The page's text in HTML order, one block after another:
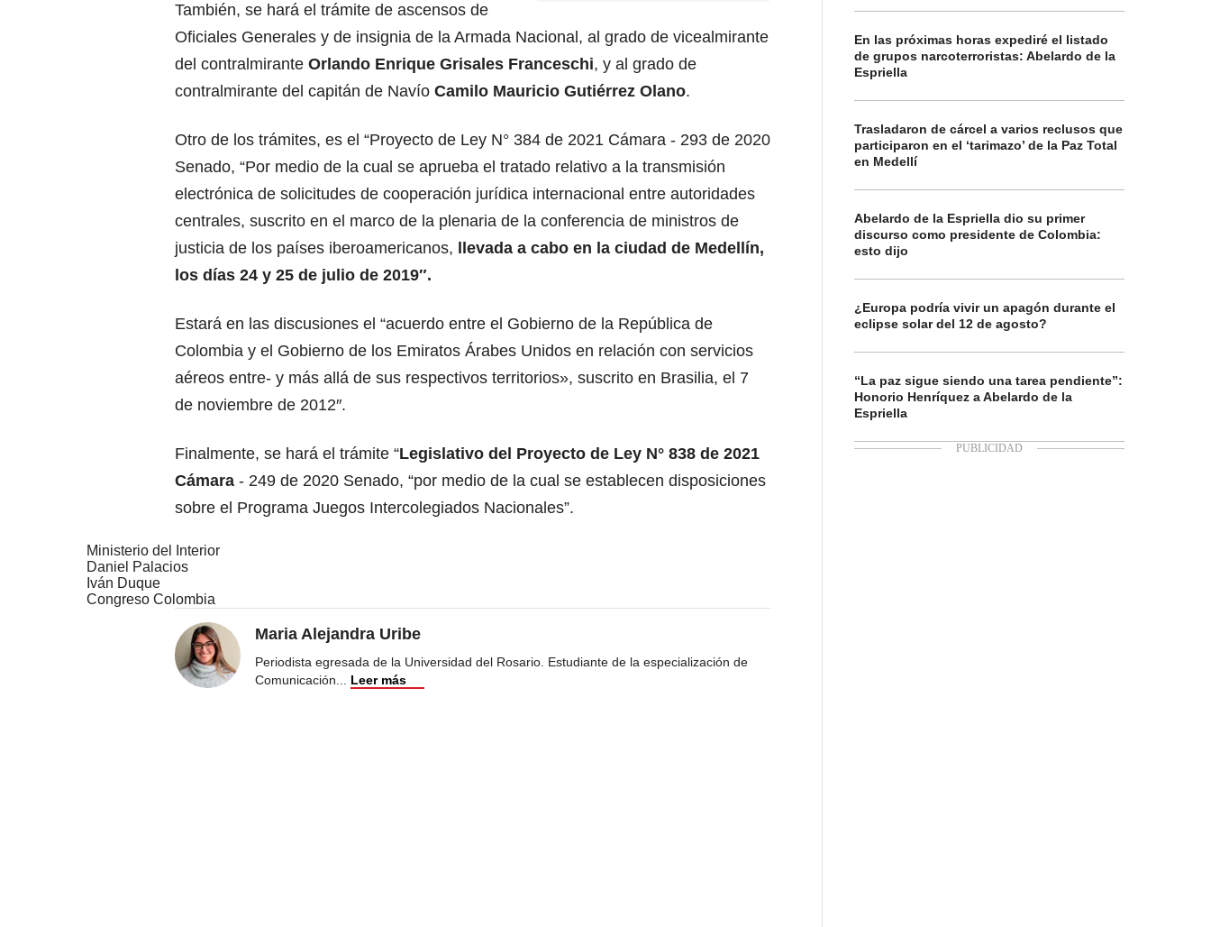
También, se hará el trámite de ascensos de
Oficiales Generales y de insignia de la Armada Nacional, al grado de vicealmirante
del contralmirante Orlando Enrique Grisales Franceschi, y al grado de
contralmirante del capitán de Navío Camilo Mauricio Gutiérrez Olano.
Otro de los trámites, es el “Proyecto de Ley N° 384 de 2021 Cámara - 293 de 2020
Senado, “Por medio de la cual se aprueba el tratado relativo a la transmisión
electrónica de solicitudes de cooperación jurídica internacional entre autoridades
centrales, suscrito en el marco de la plenaria de la conferencia de ministros de
justicia de los países iberoamericanos, llevada a cabo en la ciudad de Medellín,
los días 24 y 25 de julio de 2019″.
Estará en las discusiones el “acuerdo entre el Gobierno de la República de
Colombia y el Gobierno de los Emiratos Árabes Unidos en relación con servicios
aéreos entre- y más allá de sus respectivos territorios», suscrito en Brasilia, el 7
de noviembre de 2012″.
Finalmente, se hará el trámite “Legislativo del Proyecto de Ley N° 838 de 2021
Cámara - 249 de 2020 Senado, “por medio de la cual se establecen disposiciones
sobre el Programa Juegos Intercolegiados Nacionales”.
Ministerio del Interior
Daniel Palacios
Iván Duque
Congreso Colombia
Maria Alejandra Uribe
Periodista egresada de la Universidad del Rosario. Estudiante de la especialización de
Comunicación... Leer más
En las próximas horas expediré el listado
de grupos narcoterroristas: Abelardo de la
Espriella
Trasladaron de cárcel a varios reclusos que
participaron en el ‘tarimazo’ de la Paz Total
en Medellí
Abelardo de la Espriella dio su primer
discurso como presidente de Colombia:
esto dijo
¿Europa podría vivir un apagón durante el
eclipse solar del 12 de agosto?
“La paz sigue siendo una tarea pendiente”:
Honorio Henríquez a Abelardo de la
Espriella